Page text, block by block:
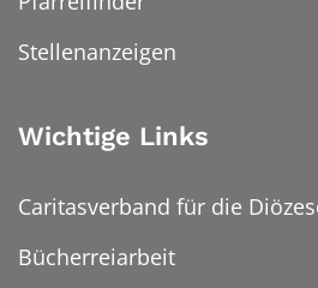
Stellenanzeigen
Wichtige Links
Caritasverband für die
Bücherreiarbeit